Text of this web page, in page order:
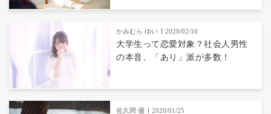
かみむら ゆい 2020/02/10
大学生って恋愛対象？社会人男性
の本音、「あり」派が多数！
佐久間 優 2020/01/25